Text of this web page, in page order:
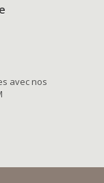
avec nos